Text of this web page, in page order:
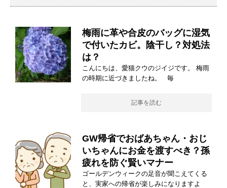
梅雨に革や合皮のバッグに湿気
で付いたカビ。陰干し？対処法
は？
こんにちは、愛猫クウのジイジです。 梅雨
の時期に近づきましたね。 毎
記事を読む
GW帰省でおばあちゃん・おじ
いちゃんにお金を渡すべき？孫
疲れを防ぐ賢いマナー
ゴールデンウィークの足音が聞こえてくる
と、実家への帰省が楽しみになりますよ